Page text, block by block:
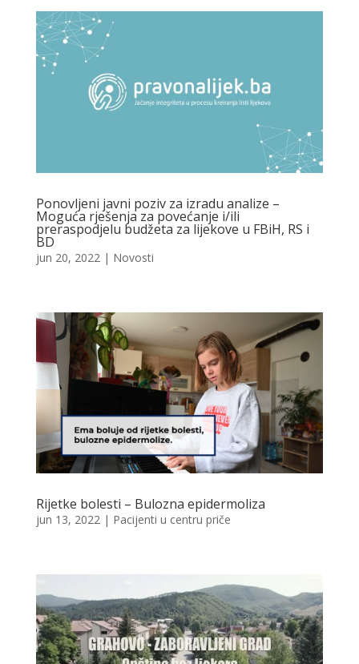
Ponovljeni javni poziv za izradu analize –
Moguća rješenja za povećanje i/ili
preraspodjelu budžeta za lijekove u FBiH, RS i
BD
jun 20, 2022 | Novosti
Rijetke bolesti – Bulozna epidermoliza
jun 13, 2022| Pacijenti u centru priče